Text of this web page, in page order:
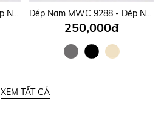
Dép Nam MWC 9275 - Dép Nam Quai Ngang Bản To Gắn Khóa Kim Loại Sang Trọng, Đẳng Cấp, Thời Trang. Dép Nam MWC 9288 - Dép Nam Quai Ngang Bản To Thanh Lịch, Nam Tính, Thời Trang.
250,000đ
XEM TẤT CẢ